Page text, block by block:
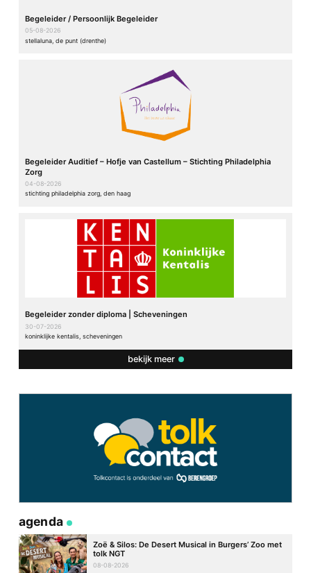
Begeleider / Persoonlijk Begeleider
05-08-2026
stellaluna, de punt (drenthe)
Begeleider Auditief – Hofje van Castellum – Stichting Philadelphia
Zorg
04-08-2026
stichting philadelphia zorg, den haag
Begeleider zonder diploma | Scheveningen
30-07-2026
koninklijke kentalis, scheveningen
bekijk meer
agenda
Zoë & Silos: De Desert Musical in Burgers’ Zoo met
tolk NGT
08-08-2026